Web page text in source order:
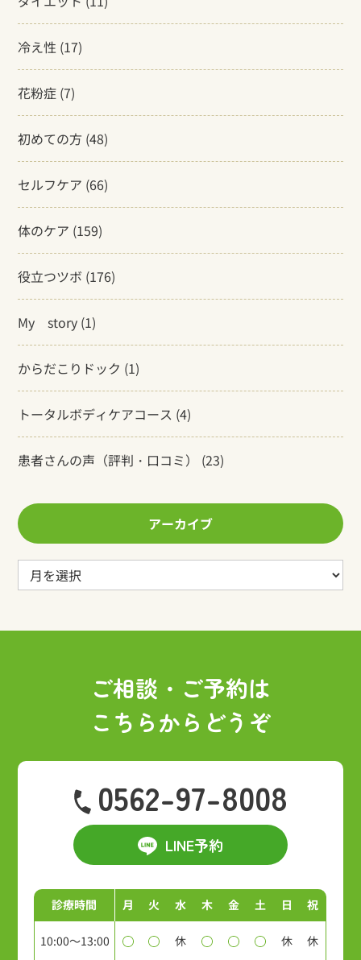
冷え性 (17)
花粉症 (7)
初めての方 (48)
セルフケア (66)
体のケア (159)
役立つツボ (176)
My story (1)
からだこりドック (1)
トータルボディケアコース (4)
患者さんの声（評判・口コミ） (23)
アーカイブ
ー
ご相談・ご予約は
こちらからどうぞ
0562-97-8008
LINE予約
診療時間 月 火 水 木 金 土 日 祝
10:00～13:00 休 休 休